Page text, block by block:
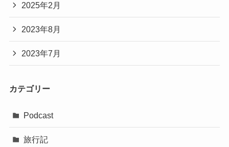
2025年2月
2023年8月
2023年7月
カテゴリー
Podcast
旅行記